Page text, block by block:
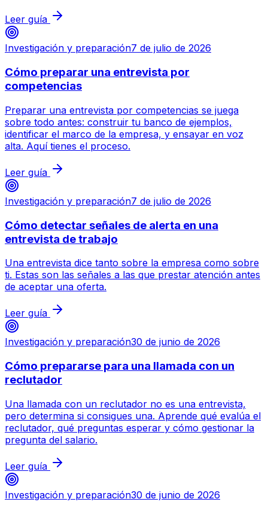
Leer guía
Investigación y preparación7 de julio de 2026
Cómo preparar una entrevista por
competencias
Preparar una entrevista por competencias se juega
sobre todo antes: construir tu banco de ejemplos,
identificar el marco de la empresa, y ensayar en voz
alta. Aquí tienes el proceso.
Leer guía
Investigación y preparación7 de julio de 2026
Cómo detectar señales de alerta en una
entrevista de trabajo
Una entrevista dice tanto sobre la empresa como sobre
ti. Estas son las señales a las que prestar atención antes
de aceptar una oferta.
Leer guía
Investigación y preparación30 de junio de 2026
Cómo prepararse para una llamada con un
reclutador
Una llamada con un reclutador no es una entrevista,
pero determina si consigues una. Aprende qué evalúa el
reclutador, qué preguntas esperar y cómo gestionar la
pregunta del salario.
Leer guía
Investigación y preparación30 de junio de 2026